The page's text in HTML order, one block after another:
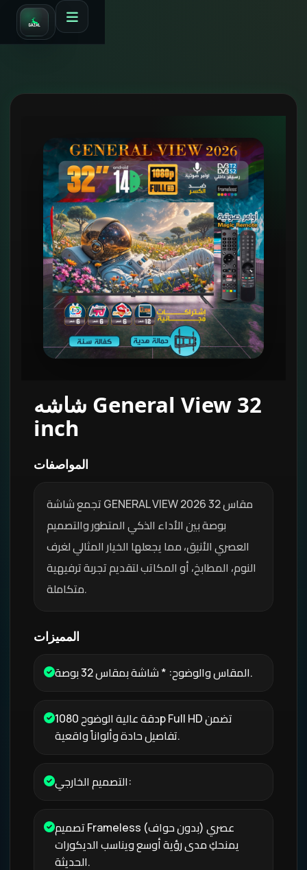
شاشه General View 32
inch
المواصفات
تجمع شاشة GENERAL VIEW 2026 مقاس 32
بوصة بين الأداء الذكي المتطور والتصميم
العصري الأنيق، مما يجعلها الخيار المثالي لغرف
النوم، المطابخ، أو المكاتب لتقديم تجربة ترفيهية
متكاملة.
المميزات
المقاس والوضوح: * شاشة بمقاس 32 بوصة.
دقة عالية الوضوح 1080p Full HD تضمن
تفاصيل حادة وألواناً واقعية.
التصميم الخارجي:
تصميم Frameless (بدون حواف) عصري
يمنحكِ مدى رؤية أوسع ويناسب الديكورات
الحديثة.